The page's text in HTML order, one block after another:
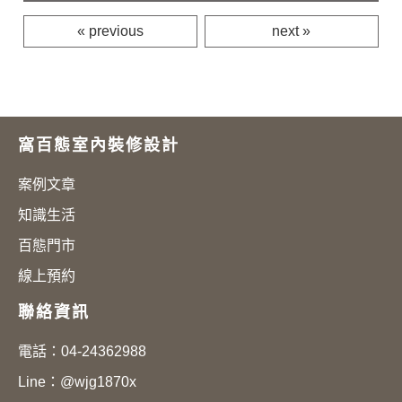
« previous next »
窩百態室內裝修設計
案例文章
知識生活
百態門市
線上預約
聯絡資訊
電話： 04-24362988
Line： @wjg1870x